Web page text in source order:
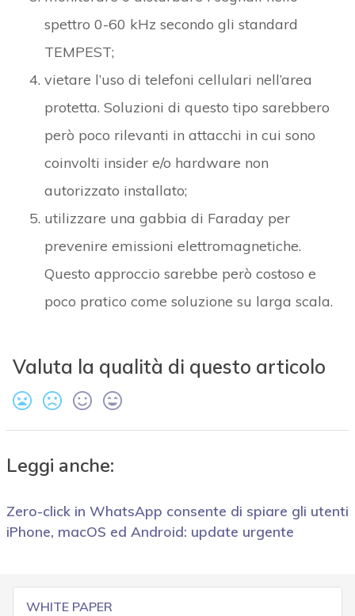
spettro 0-60 kHz secondo gli standard
TEMPEST;
vietare l’uso di telefoni cellulari nell’area
protetta. Soluzioni di questo tipo sarebbero
però poco rilevanti in attacchi in cui sono
coinvolti insider e/o hardware non
autorizzato installato;
utilizzare una gabbia di Faraday per
prevenire emissioni elettromagnetiche.
Questo approccio sarebbe però costoso e
poco pratico come soluzione su larga scala.
Valuta la qualità di questo articolo
Leggi anche:
Zero-click in WhatsApp consente di spiare gli utenti
iPhone, macOS ed Android: update urgente
WHITE PAPER